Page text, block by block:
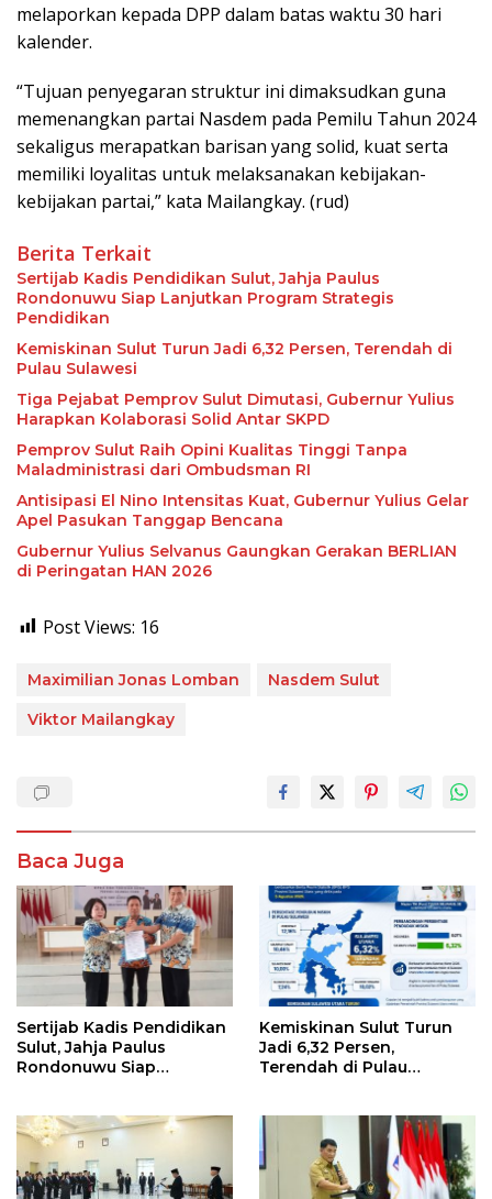
melaporkan kepada DPP dalam batas waktu 30 hari
kalender.
“Tujuan penyegaran struktur ini dimaksudkan guna
memenangkan partai Nasdem pada Pemilu Tahun 2024
sekaligus merapatkan barisan yang solid, kuat serta
memiliki loyalitas untuk melaksanakan kebijakan-
kebijakan partai,” kata Mailangkay. (rud)
Berita Terkait
Sertijab Kadis Pendidikan Sulut, Jahja Paulus
Rondonuwu Siap Lanjutkan Program Strategis
Pendidikan
Kemiskinan Sulut Turun Jadi 6,32 Persen, Terendah di
Pulau Sulawesi
Tiga Pejabat Pemprov Sulut Dimutasi, Gubernur Yulius
Harapkan Kolaborasi Solid Antar SKPD
Pemprov Sulut Raih Opini Kualitas Tinggi Tanpa
Maladministrasi dari Ombudsman RI
Antisipasi El Nino Intensitas Kuat, Gubernur Yulius Gelar
Apel Pasukan Tanggap Bencana
Gubernur Yulius Selvanus Gaungkan Gerakan BERLIAN
di Peringatan HAN 2026
Post Views: 16
Maximilian Jonas Lomban
Nasdem Sulut
Viktor Mailangkay
Baca Juga
Sertijab Kadis Pendidikan
Sulut, Jahja Paulus
Rondonuwu Siap
Kemiskinan Sulut Turun
Jadi 6,32 Persen,
Terendah di Pulau